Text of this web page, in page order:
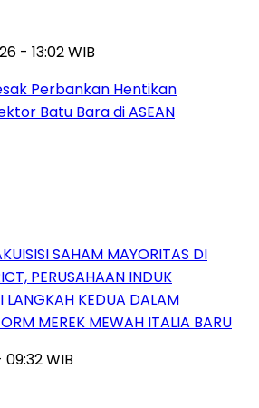
- 13:02 WIB
Perbankan Hentikan
Batu Bara di ASEAN
SAHAM MAYORITAS DI
PERUSAHAAN INDUK
LANGKAH KEDUA DALAM
MEREK MEWAH ITALIA BARU
WIB